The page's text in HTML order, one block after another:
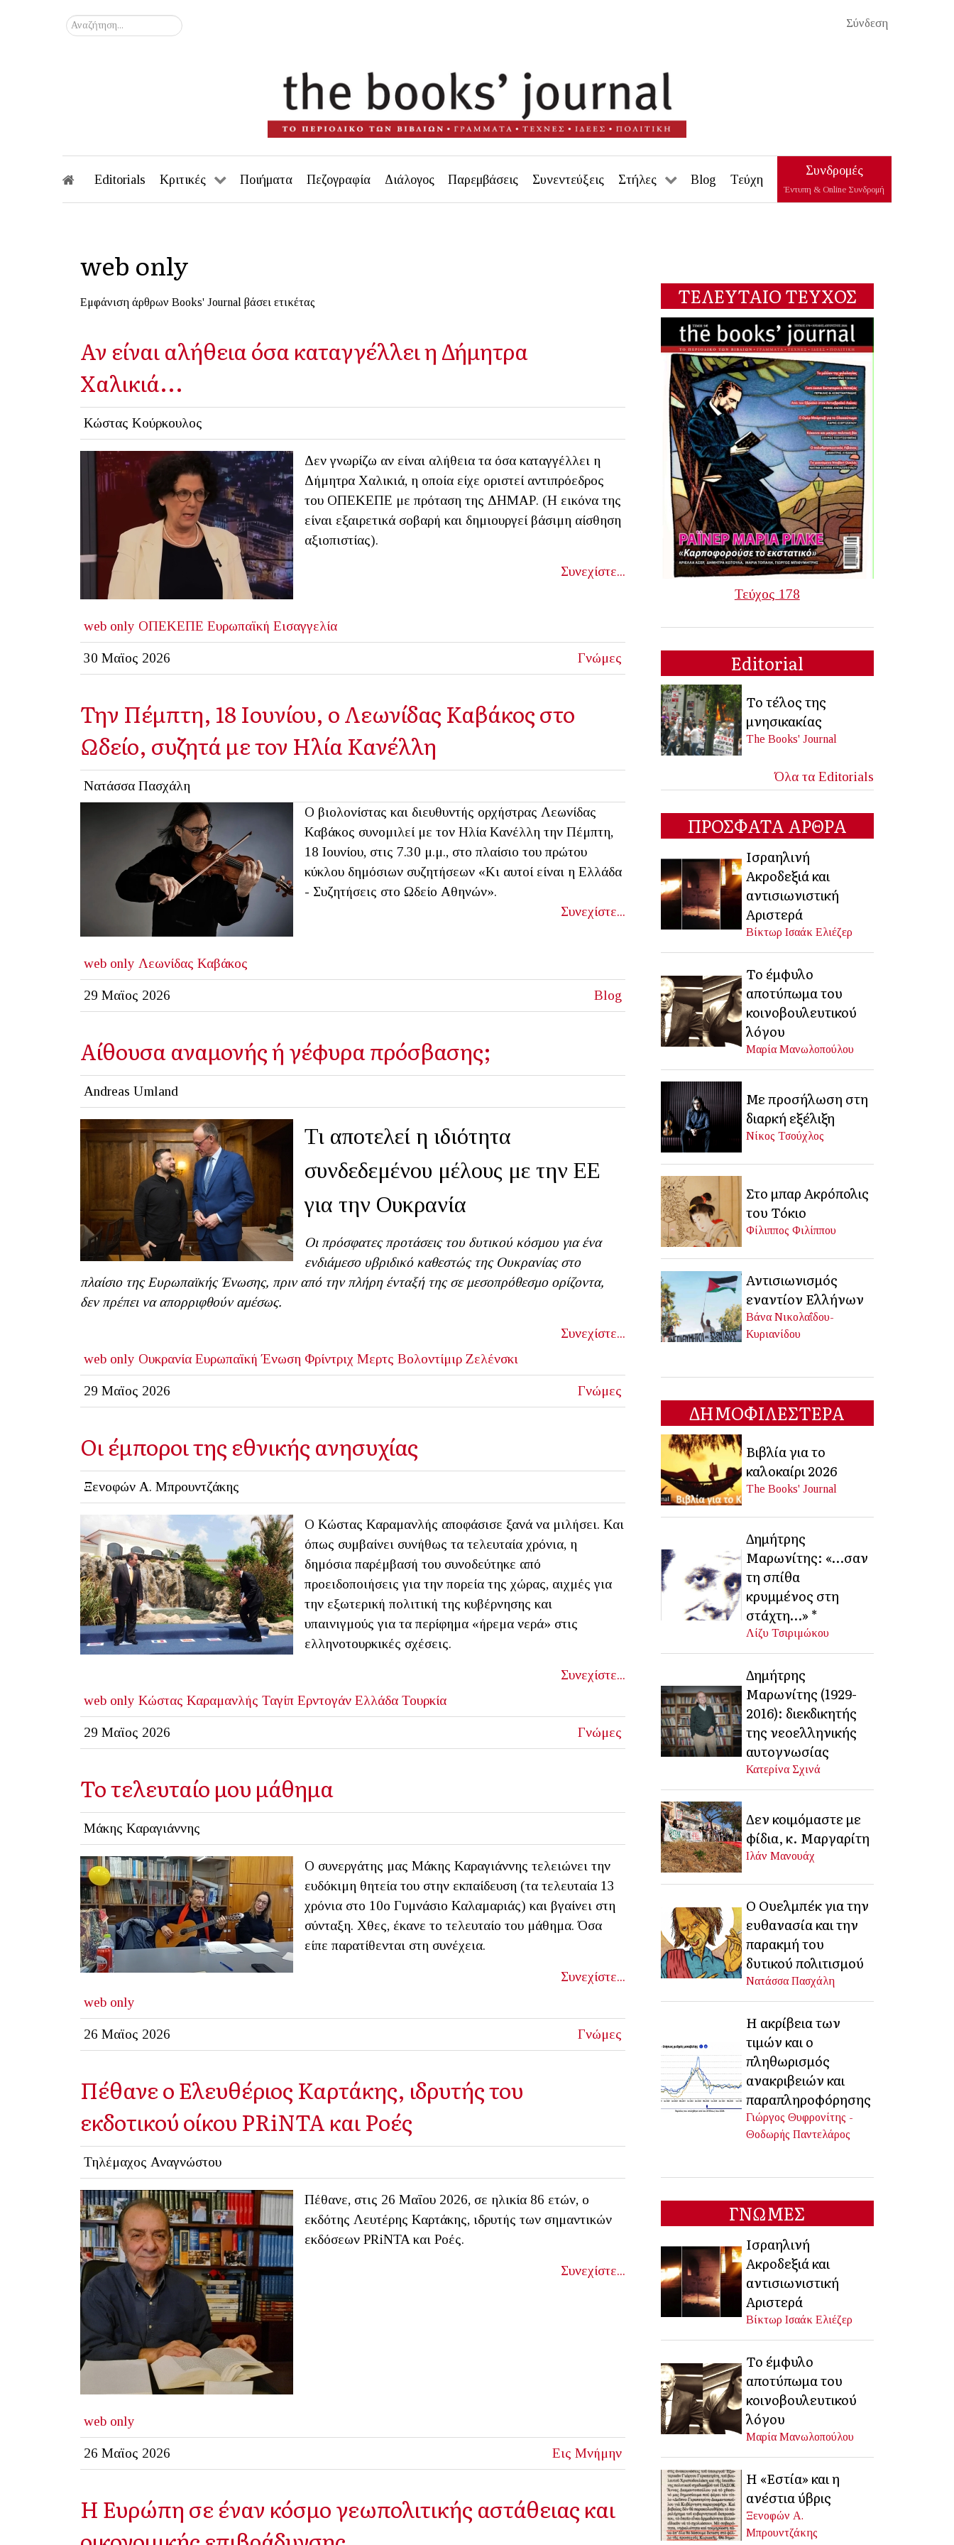
Σύνδεση
Αναζήτηση...
Editorials Κριτικές Ποιήματα Πεζογραφία Διάλογος Παρεμβάσεις Συνεντεύξεις Στήλες Blog Τεύχη
Συνδρομές
Έντυπη & Online Συνδρομή
web only
Εμφάνιση άρθρων Books' Journal βάσει ετικέτας
Αν είναι αλήθεια όσα καταγγέλλει η Δήμητρα
Χαλικιά...
Κώστας Κούρκουλος
Δεν γνωρίζω αν είναι αλήθεια τα όσα καταγγέλλει η
Δήμητρα Χαλικιά, η οποία είχε οριστεί αντιπρόεδρος
του ΟΠΕΚΕΠΕ με πρόταση της ΔΗΜΑΡ. (Η εικόνα της
είναι εξαιρετικά σοβαρή και δημιουργεί βάσιμη αίσθηση
αξιοπιστίας).
Συνεχίστε...
web only ΟΠΕΚΕΠΕ Ευρωπαϊκή Εισαγγελία
30 Μαϊος 2026 Γνώμες
Την Πέμπτη, 18 Ιουνίου, ο Λεωνίδας Καβάκος στο
Ωδείο, συζητά με τον Ηλία Κανέλλη
Νατάσσα Πασχάλη
Ο βιολονίστας και διευθυντής ορχήστρας Λεωνίδας
Καβάκος συνομιλεί με τον Ηλία Κανέλλη την Πέμπτη,
18 Ιουνίου, στις 7.30 μ.μ., στο πλαίσιο του πρώτου
κύκλου δημόσιων συζητήσεων «Κι αυτοί είναι η Ελλάδα
- Συζητήσεις στο Ωδείο Αθηνών».
Συνεχίστε...
web only Λεωνίδας Καβάκος
29 Μαϊος 2026 Blog
Αίθουσα αναμονής ή γέφυρα πρόσβασης;
Andreas Umland
Τι αποτελεί η ιδιότητα
συνδεδεμένου μέλους με την ΕΕ
για την Ουκρανία
Οι πρόσφατες προτάσεις του δυτικού κόσμου για ένα
ενδιάμεσο υβριδικό καθεστώς της Ουκρανίας στο
πλαίσιο της Ευρωπαϊκής Ένωσης, πριν από την πλήρη ένταξή της σε μεσοπρόθεσμο ορίζοντα,
δεν πρέπει να απορριφθούν αμέσως.
Συνεχίστε...
web only Ουκρανία Ευρωπαϊκή Ένωση Φρίντριχ Μερτς Βολοντίμιρ Ζελένσκι
29 Μαϊος 2026 Γνώμες
Οι έμποροι της εθνικής ανησυχίας
Ξενοφών Α. Μπρουντζάκης
Ο Κώστας Καραμανλής αποφάσισε ξανά να μιλήσει. Και
όπως συμβαίνει συνήθως τα τελευταία χρόνια, η
δημόσια παρέμβασή του συνοδεύτηκε από
προειδοποιήσεις για την πορεία της χώρας, αιχμές για
την εξωτερική πολιτική της κυβέρνησης και
υπαινιγμούς για τα περίφημα «ήρεμα νερά» στις
ελληνοτουρκικές σχέσεις.
Συνεχίστε...
web only Κώστας Καραμανλής Ταγίπ Ερντογάν Ελλάδα Τουρκία
29 Μαϊος 2026 Γνώμες
Το τελευταίο μου μάθημα
Μάκης Καραγιάννης
Ο συνεργάτης μας Μάκης Καραγιάννης τελειώνει την
ευδόκιμη θητεία του στην εκπαίδευση (τα τελευταία 13
χρόνια στο 10ο Γυμνάσιο Καλαμαριάς) και βγαίνει στη
σύνταξη. Χθες, έκανε το τελευταίο του μάθημα. Όσα
είπε παρατίθενται στη συνέχεια.
Συνεχίστε...
web only
26 Μαϊος 2026 Γνώμες
Πέθανε ο Ελευθέριος Καρτάκης, ιδρυτής του
εκδοτικού οίκου PRiNTA και Ροές
Τηλέμαχος Αναγνώστου
Πέθανε, στις 26 Μαΐου 2026, σε ηλικία 86 ετών, ο
εκδότης Λευτέρης Καρτάκης, ιδρυτής των σημαντικών
εκδόσεων PRiNTA και Ροές.
Συνεχίστε...
web only
26 Μαϊος 2026 Εις Μνήμην
Η Ευρώπη σε έναν κόσμο γεωπολιτικής αστάθειας και
ΤΕΛΕΥΤΑΙΟ ΤΕΥΧΟΣ
Τεύχος 178
Editorial
Το τέλος της
μνησικακίας
The Books' Journal
Όλα τα Editorials
ΠΡΟΣΦΑΤΑ ΑΡΘΡΑ
Ισραηλινή
Ακροδεξιά και
αντισιωνιστική
Αριστερά
Βίκτωρ Ισαάκ Ελιέζερ
Το έμφυλο
αποτύπωμα του
κοινοβουλευτικού
λόγου
Μαρία Μανωλοπούλου
Με προσήλωση στη
διαρκή εξέλιξη
Νίκος Τσούχλος
Στο μπαρ Ακρόπολις
του Τόκιο
Φίλιππος Φιλίππου
Αντισιωνισμός
εναντίον Ελλήνων
Βάνα Νικολαΐδου-
Κυριανίδου
ΔΗΜΟΦΙΛΕΣΤΕΡΑ
Βιβλία για το
καλοκαίρι 2026
The Books' Journal
Δημήτρης
Μαρωνίτης: «…σαν
τη σπίθα
κρυμμένος στη
στάχτη…» *
Λίζυ Τσιριμώκου
Δημήτρης
Μαρωνίτης (1929-
2016): διεκδικητής
της νεοελληνικής
αυτογνωσίας
Κατερίνα Σχινά
Δεν κοιμόμαστε με
φίδια, κ. Μαργαρίτη
Ιλάν Μανουάχ
Ο Ουελμπέκ για την
ευθανασία και την
παρακμή του
δυτικού πολιτισμού
Νατάσσα Πασχάλη
Η ακρίβεια των
τιμών και ο
πληθωρισμός
ανακριβειών και
παραπληροφόρησης
Γιώργος Θυφρονίτης -
Θοδωρής Παντελάρος
ΓΝΩΜΕΣ
Ισραηλινή
Ακροδεξιά και
αντισιωνιστική
Αριστερά
Βίκτωρ Ισαάκ Ελιέζερ
Το έμφυλο
αποτύπωμα του
κοινοβουλευτικού
λόγου
Μαρία Μανωλοπούλου
Η «Εστία» και η
ανέστια ύβρις
Ξενοφών Α.
Μπρουντζάκης